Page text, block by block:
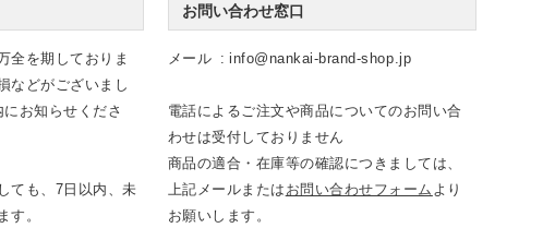
全を期しておりま
などがございまし
お知らせくださ
ても、7日以内、未
す。
お問い合わせ窓口
メール info@nankai-brand-shop.jp
電話によるご注文や商品についてのお問い合
わせは受付しておりません
商品の適合・在庫等の確認につきましては、
上記メールまたは お問い合わせフォーム より
お願いします。